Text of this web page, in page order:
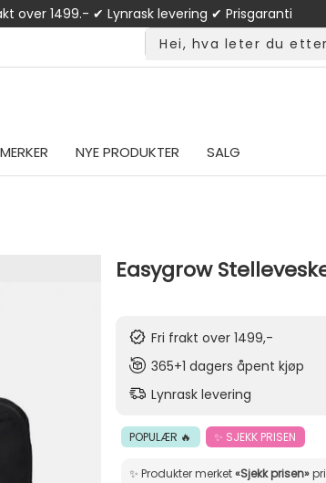
over 1499.- ✔ Lynrask levering ✔ Prisgaranti
MERKER NYE PRODUKTER SALG
Easygrow
Fri frakt over 1499,-
365+1 dagers åpent kjøp
Lynrask levering
POPULÆR 🔥 ✨ SJEKK PRISEN
✨ Produkter merket«Sjekk prisen»